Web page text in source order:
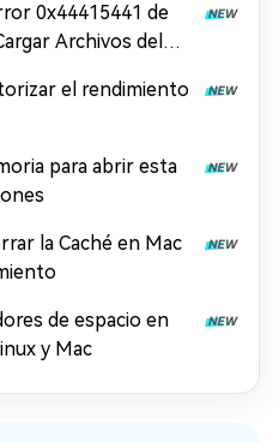
0x44415441 de
Archivos del
el rendimiento
para abrir esta
la Caché en Mac
de espacio en
y Mac